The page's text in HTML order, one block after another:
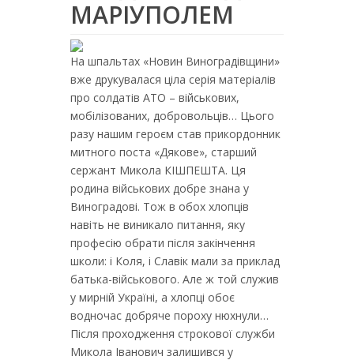
МАРІУПОЛЕМ
На шпальтах «Новин Виноградівщини»
вже друкувалася ціла серія матеріалів
про солдатів АТО – військових,
мобілізованих, добровольців… Цього
разу нашим героєм став прикордонник
митного поста «Дякове», старший
сержант Микола КІШПЕШТА. Ця
родина військових добре знана у
Виноградові. Тож в обох хлопців
навіть не виникало питання, яку
професію обрати після закінчення
школи: і Коля, і Славік мали за приклад
батька-військового. Але ж той служив
у мирній Україні, а хлопці обоє
водночас добряче пороху нюхнули…
Після проходження строкової служби
Микола Іванович залишився у